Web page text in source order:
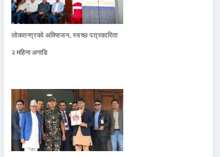
लोकतन्त्रको अक्सिजन, स्वच्छ पत्रकारिता
२ महिना अगाडि